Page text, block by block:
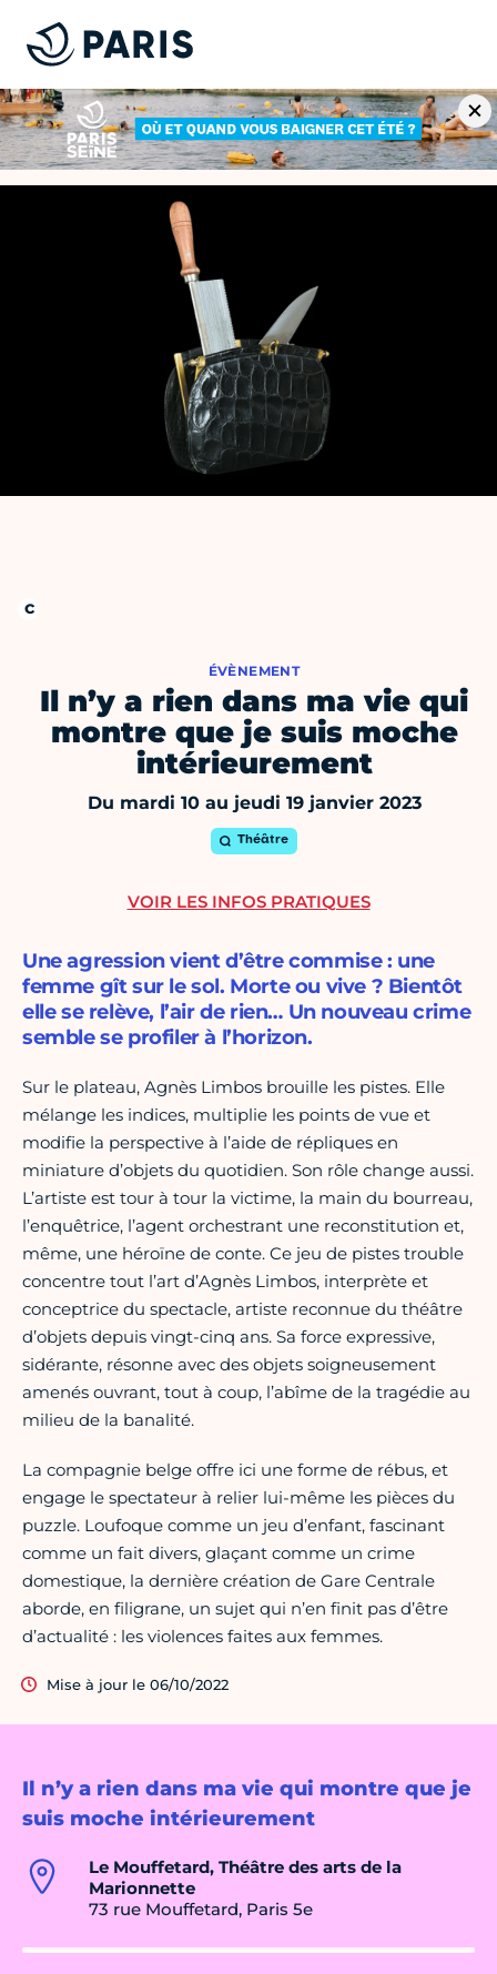
ÉVÈNEMENT
Il n’y a rien dans ma vie qui
montre que je suis moche
intérieurement
Du mardi 10 au jeudi 19 janvier 2023
Théâtre
Il n’y a rien dans ma vie qui montre que je
suis moche intérieurement
Le Mouffetard, Théâtre des arts de la
Marionnette
73 rue Mouffetard, Paris 5e
Une agression vient d’être commise : une
femme gît sur le sol. Morte ou vive ? Bientôt
elle se relève, l’air de rien… Un nouveau crime
semble se profiler à l’horizon.
Sur le plateau, Agnès Limbos brouille les pistes. Elle
mélange les indices, multiplie les points de vue et
modifie la perspective à l’aide de répliques en
miniature d’objets du quotidien. Son rôle change aussi.
L’artiste est tour à tour la victime, la main du bourreau,
l’enquêtrice, l’agent orchestrant une reconstitution et,
même, une héroïne de conte. Ce jeu de pistes trouble
concentre tout l’art d’Agnès Limbos, interprète et
conceptrice du spectacle, artiste reconnue du théâtre
d’objets depuis vingt-cinq ans. Sa force expressive,
sidérante, résonne avec des objets soigneusement
amenés ouvrant, tout à coup, l’abîme de la tragédie au
milieu de la banalité.
La compagnie belge offre ici une forme de rébus, et
engage le spectateur à relier lui-même les pièces du
puzzle. Loufoque comme un jeu d’enfant, fascinant
comme un fait divers, glaçant comme un crime
domestique, la dernière création de Gare Centrale
aborde, en filigrane, un sujet qui n’en finit pas d’être
d’actualité : les violences faites aux femmes.
Mise à jour le 06/10/2022
VOIR LES INFOS PRATIQUES